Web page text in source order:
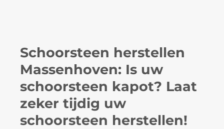
Schoorsteen herstellen
Massenhoven: Is uw
schoorsteen kapot? Laat
zeker tijdig uw
schoorsteen herstellen!